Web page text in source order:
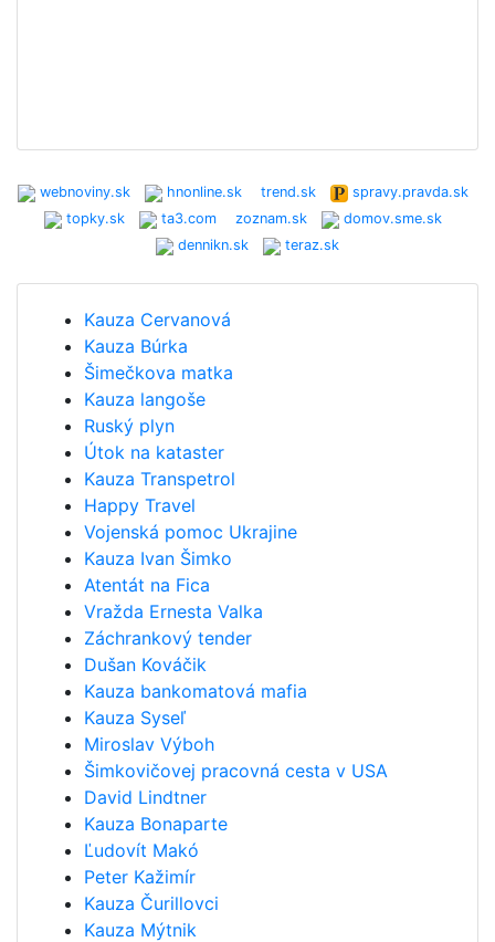
webnoviny.sk hnonline.sk trend.sk
spravy.pravda.sk
topky.sk
ta3.com zoznam.sk
domov.sme.sk
dennikn.sk
teraz.sk
Kauza Cervanová
Kauza Búrka
Šimečkova matka
Kauza langoše
Ruský plyn
Útok na kataster
Kauza Transpetrol
Happy Travel
Vojenská pomoc Ukrajine
Kauza Ivan Šimko
Atentát na Fica
Vražda Ernesta Valka
Záchrankový tender
Dušan Kováčik
Kauza bankomatová mafia
Kauza Syseľ
Miroslav Výboh
Šimkovičovej pracovná cesta v USA
David Lindtner
Kauza Bonaparte
Ľudovít Makó
Peter Kažimír
Kauza Čurillovci
Kauza Mýtnik